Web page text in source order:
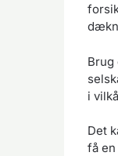
i
Det
få